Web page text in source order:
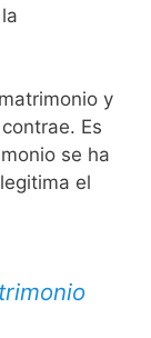
y
Es
se ha
el